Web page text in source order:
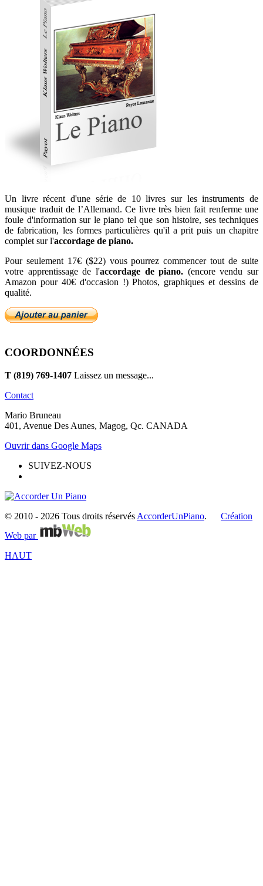
Un livre récent d'une série de 10 livres sur les instruments de
musique traduit de l’Allemand. Ce livre très bien fait renferme une
foule d'information sur le piano tel que son histoire, ses techniques
de fabrication, les formes particulières qu'il a prit puis un chapitre
complet sur l'accordage de piano.
Pour seulement 17€ ($22) vous pourrez commencer tout de suite
votre apprentissage de l'accordage de piano. (encore vendu sur
Amazon pour 40€ d'occasion !) Photos, graphiques et dessins de
qualité.
COORDONNÉES
T (819) 769-1407 Laissez un message...
Contact
Mario Bruneau
401, Avenue Des Aunes, Magog, Qc. CANADA
Ouvrir dans Google Maps
SUIVEZ-NOUS
© 2010 - 2026 Tous droits réservés AccorderUnPiano. Création
Web par
HAUT